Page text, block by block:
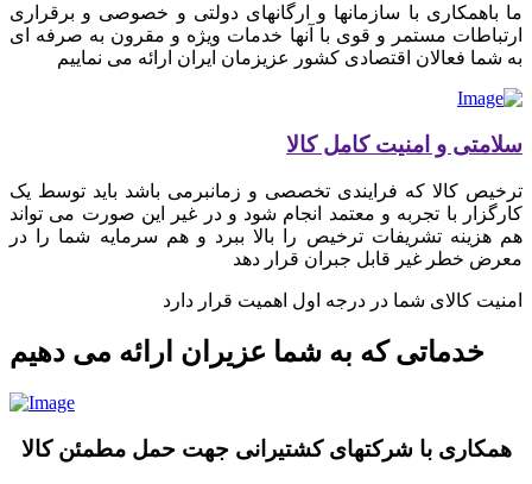
ما باهمکاری با سازمانها و ارگانهای دولتی و خصوصی و برقراری
ارتباطات مستمر و قوی با آنها خدمات ویژه و مقرون به صرفه ای
به شما فعالان اقتصادی کشور عزیزمان ایران ارائه می نماییم
سلامتی و امنیت کامل کالا
ترخیص کالا که فرایندی تخصصی و زمانبرمی باشد باید توسط یک
کارگزار با تجربه و معتمد انجام شود و در غیر این صورت می تواند
هم هزینه تشریفات ترخیص را بالا ببرد و هم سرمایه شما را در
معرض خطر غیر قابل جبران قرار دهد
امنیت کالای شما در درجه اول اهمیت قرار دارد
خدماتی که به شما عزیران ارائه می دهیم
همکاری با شرکتهای کشتیرانی جهت حمل مطمئن کالا